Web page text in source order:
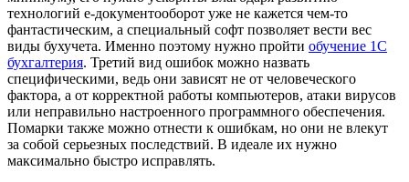
технологий е-документооборот уже не кажется чем-то
фантастическим, а специальный софт позволяет вести вес
виды бухучета. Именно поэтому нужно пройти обучение 1С
бухгалтерия. Третий вид ошибок можно назвать
специфическими, ведь они зависят не от человеческого
фактора, а от корректной работы компьютеров, атаки вирусов
или неправильно настроенного программного обеспечения.
Помарки также можно отнести к ошибкам, но они не влекут
за собой серьезных последствий. В идеале их нужно
максимально быстро исправлять.